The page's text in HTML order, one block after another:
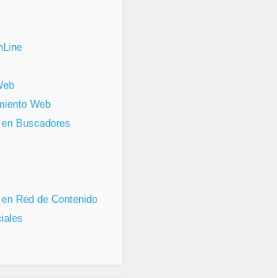
Web
Buscadores
Red de Contenido